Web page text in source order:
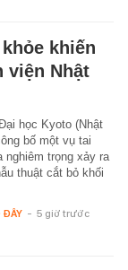
khiến
viện Nhật
học Kyoto (Nhật
bố một vụ tai
nghiêm trọng xảy ra
thuật cắt bỏ khối
ĐÂY - 5 giờ trước